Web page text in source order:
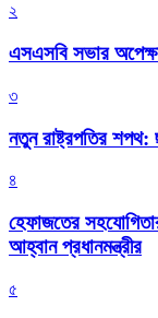
২
এসএসবি সভার
৩
নতুন রাষ্ট্রপতির শপথ:
৪
হেফাজতের
আহ্বান প্রধানমন্ত্রীর
৫